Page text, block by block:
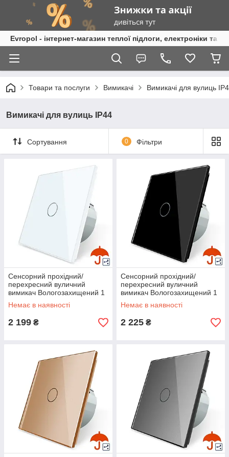
Evropol - інтернет-магазин теплої підлоги, електроніки та
Товари та послуги Вимикачі Вимикачі для вулиць
Вимикачі для вулиць IP44
Сортування 0 Фільтри
Сенсорний прохідний/
перехресний вуличний
вимикач Вологозахищений 1
сенсор Livolo білий скло (VL-
C701S-IP-11)
Немає в наявності
2 199 ₴
Сенсорний прохідний/
перехресний вуличний
вимикач Вологозахищений 1
сенсор Livolo чорний скло
(VL-C701S-IP-12)
Немає в наявності
2 225 ₴